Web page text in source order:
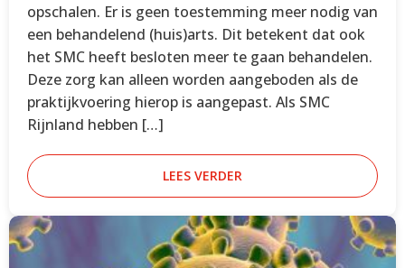
opschalen. Er is geen toestemming meer nodig van
een behandelend (huis)arts. Dit betekent dat ook
het SMC heeft besloten meer te gaan behandelen.
Deze zorg kan alleen worden aangeboden als de
praktijkvoering hierop is aangepast. Als SMC
Rijnland hebben […]
LEES VERDER